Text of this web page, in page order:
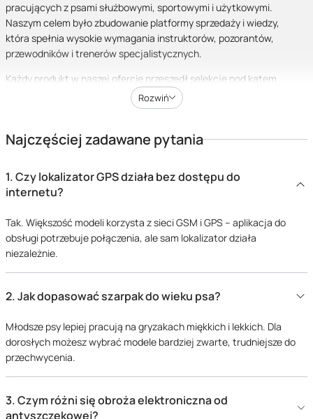
pracujących z psami służbowymi, sportowymi i użytkowymi.
Naszym celem było zbudowanie platformy sprzedaży i wiedzy,
która spełnia wysokie wymagania instruktorów, pozorantów,
przewodników i trenerów specjalistycznych.
Każdy produkt w naszej ofercie przeszedł selekcję pod kątem
przydatności w pracy terenowej, odporności na obciążenia oraz
zgodności z technikami stosowanymi w systemach IGP, K9 czy IPO.
sprawdzonej skuteczności w pracy operacyjnej i sportowej.
zarzutu – w każdych warunkach. Jako zespół ludzi
zaangażowanych w pracę z psami sportowymi i służbowymi,
zgodność z systemami IGP, K9, IPO i treningami cywilnymi,
odporność mechaniczna i dbałość o detale wykonania,
zastosowania,
zakupem
Lokalizatory GPS i elektroniczne obroże
Każdy pies pracujący i użytkowy – niezależnie od funkcji, jaką pełni
Rozwiń
Najczęściej zadawane pytania
1.Czy lokalizator GPS działa bez dostępu do
internetu?
Tak. Większość modeli korzysta z sieci GSM i GPS – aplikacja do
obsługi potrzebuje połączenia, ale sam lokalizator działa
niezależnie.
2.Jak dopasować szarpak do wieku psa?
Młodsze psy lepiej pracują na gryzakach miękkich i lekkich. Dla
dorosłych możesz wybrać modele bardziej zwarte, trudniejsze do
przechwycenia.
3.Czym różni się obroża elektroniczna od
antyszczekowej?